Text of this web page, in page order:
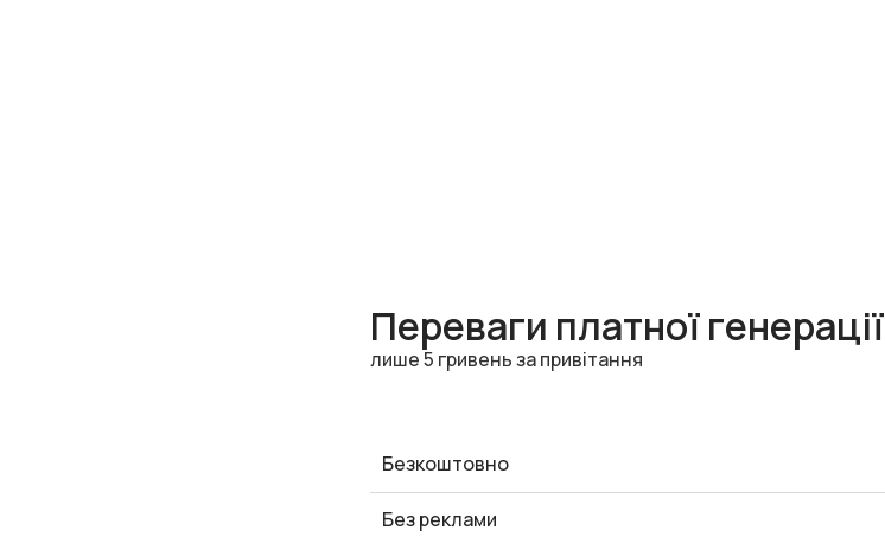
Переваги платної генерації
лише 5 гривень за привітання
Безкоштовно
Без реклами